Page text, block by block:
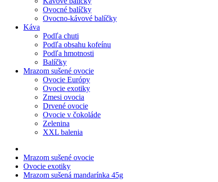
Ovocné balíčky
Ovocno-kávové balíčky
Káva
Podľa chuti
Podľa obsahu kofeínu
Podľa hmotnosti
Balíčky
Mrazom sušené ovocie
Ovocie Európy
Ovocie exotiky
Zmesi ovocia
Drvené ovocie
Ovocie v čokoláde
Zelenina
XXL balenia
Mrazom sušené ovocie
Ovocie exotiky
Mrazom sušená mandarínka 45g